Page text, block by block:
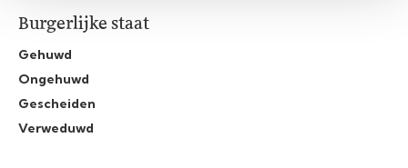
Burgerlijke staat
Gehuwd
Ongehuwd
Gescheiden
Verweduwd